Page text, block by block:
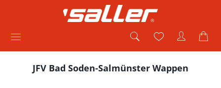
JFV Bad Soden-Salmünster Wappen